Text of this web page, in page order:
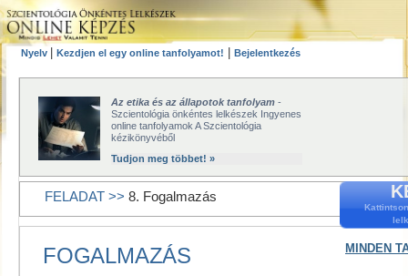
Nyelv Kezdjen el egy online tanfolyamot! Bejelentkezés
Az etika és az állapotok tanfolyam -
Szcientológia önkéntes lelkészek Ingyenes
online tanfolyamok A Szcientológia
kézikönyvéből
Tudjon meg többet! »
MINDEN
FELADAT >> 8. Fogalmazás
FOGALMAZÁS